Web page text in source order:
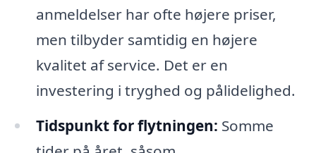
anmeldelser har ofte højere priser,
men tilbyder samtidig en højere
kvalitet af service. Det er en
investering i tryghed og pålidelighed.
Tidspunkt for flytningen: Somme